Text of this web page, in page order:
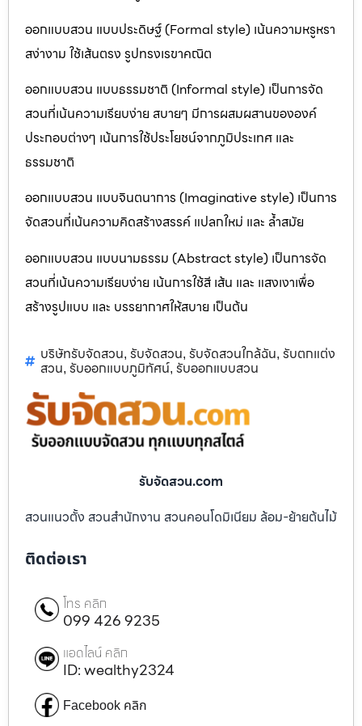
ออกแบบสวน แบบประดิษฐ์ (Formal style) เน้นความหรูหรา
สง่างาม ใช้เส้นตรง รูปทรงเรขาคณิต
ออกแบบสวน แบบธรรมชาติ (Informal style) เป็นการจัด
สวนที่เน้นความเรียบง่าย สบายๆ มีการผสมผสานขององค์
ประกอบต่างๆ เน้นการใช้ประโยชน์จากภูมิประเทศ และ
ธรรมชาติ
ออกแบบสวน แบบจินตนาการ (Imaginative style) เป็นการ
จัดสวนที่เน้นความคิดสร้างสรรค์ แปลกใหม่ และ ล้ำสมัย
ออกแบบสวน แบบนามธรรม (Abstract style) เป็นการจัด
สวนที่เน้นความเรียบง่าย เน้นการใช้สี เส้น และ แสงเงาเพื่อ
สร้างรูปแบบ และ บรรยากาศให้สบาย เป็นต้น
บริษัทรับจัดสวน, รับจัดสวน, รับจัดสวนใกล้ฉัน, รับตกแต่ง
สวน, รับออกแบบภูมิทัศน์, รับออกแบบสวน
รับจัดสวน.com
สวนแนวตั้ง สวนสำนักงาน สวนคอนโดมิเนียม ล้อม-ย้ายต้นไม้
ติดต่อเรา
โทร คลิก
099 426 9235
แอดไลน์ คลิก
ID: wealthy2324
Facebook คลิก